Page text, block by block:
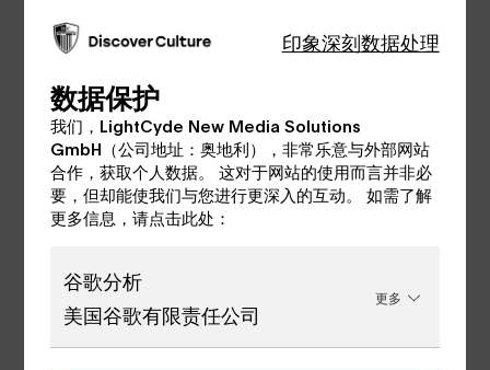
阿德蒙的本笃会修道院，正式名称是圣布拉修斯
祖阿德蒙的本笃会修道院，位于奥地利的阿德蒙
（Gebhard）创建，因此是施蒂利亚州现存最古
老的修道院。它位于Gesäuse国家公园的入口
处。
了解更多
修道院拥有世界上最大的修道院图书馆和一个现
代博物馆，它展示了巴洛克和当代建筑、中世纪
印象深刻数据处理
数据保护
我们，LightCyde New Media Solutions
GmbH（公司地址：奥地利），非常乐意与外部网站
合作，获取个人数据。 这对于网站的使用而言并非必
要，但却能使我们与您进行更深入的互动。 如需了解
更多信息，请点击此处：
谷歌分析
美国谷歌有限责任公司
更多